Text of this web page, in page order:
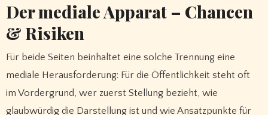
Der mediale Apparat – Chancen
& Risiken
Für beide Seiten beinhaltet eine solche Trennung eine
mediale Herausforderung: Für die Öffentlichkeit steht oft
im Vordergrund, wer zuerst Stellung bezieht, wie
glaubwürdig die Darstellung ist und wie Ansatzpunkte für